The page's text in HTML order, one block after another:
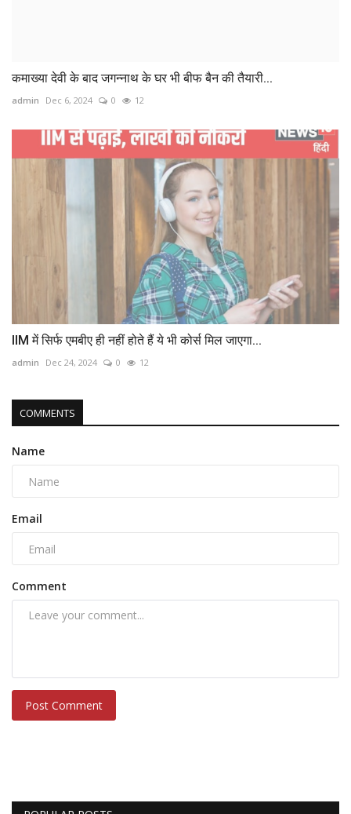
कमाख्या देवी के बाद जगन्नाथ के घर भी बीफ बैन की तैयारी...
admin Dec 6, 2024 0 12
IIM में सिर्फ एमबीए ही नहीं होते हैं ये भी कोर्स मिल जाएगा...
admin Dec 24, 2024 0 12
COMMENTS
Name
Email
Comment
Post Comment